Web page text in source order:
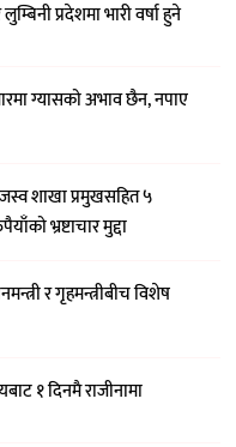
प्रदेशमा भारी वर्षा हुने
ग्यासको अभाव छैन, नपाए
शाखा प्रमुखसहित ५
भ्रष्टाचार मुद्दा
र गृहमन्त्रीबीच विशेष
१ दिनमै राजीनामा